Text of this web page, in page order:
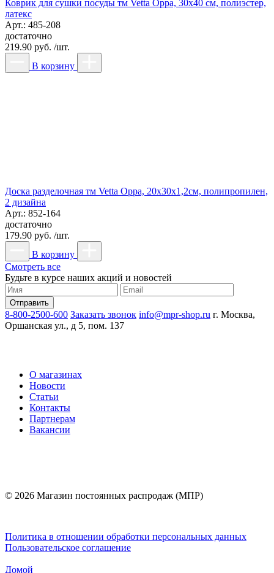
Коврик для сушки посуды тм Vetta Орра, 30х40 см, полиэстер,
латекс
Арт.: 485-208
достаточно
219.90 руб. /шт.
В корзину
Доска разделочная тм Vetta Орра, 20x30x1,2см, полипропилен,
2 дизайна
Арт.: 852-164
достаточно
179.90 руб. /шт.
В корзину
Смотреть все
Будьте в курсе наших акций и новостей
8-800-2500-600 Заказать звонок info@mpr-shop.ru г. Москва,
Оршанская ул., д 5, пом. 137
О магазинах
Новости
Статьи
Контакты
Партнерам
Вакансии
© 2026 Магазин постоянных распродаж (МПР)
Политика в отношении обработки персональных данных
Пользовательское соглашение
Домой